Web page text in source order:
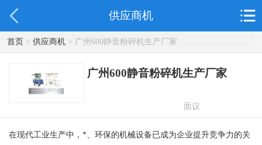
供应商机
首页> 供应商机> 广州600静音粉碎机生产厂家
广州600静音粉碎机生产厂家
面议
在现代工业生产中，*、环保的机械设备已成为企业提升竞争力的关